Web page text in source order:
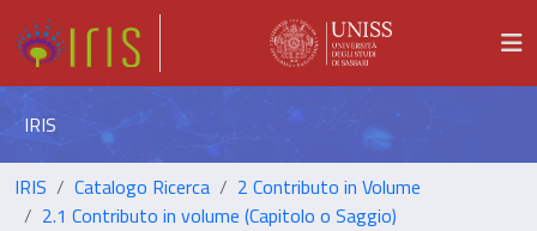
IRIS
IRIS Catalogo Ricerca
2 Contributo in Volume
2.1 Contributo in volume (Capitolo o Saggio)